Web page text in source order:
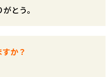
とう。
か？